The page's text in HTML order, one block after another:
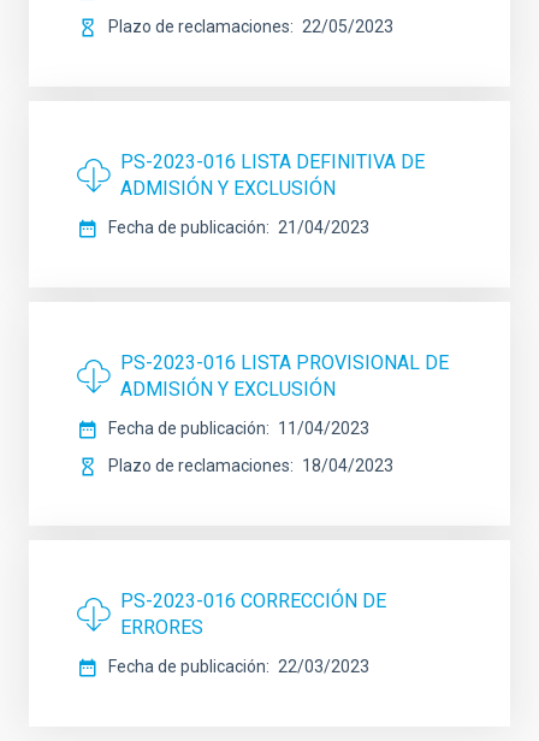
Plazo de reclamaciones
22/05/2023
PS-2023-016 LISTA DEFINITIVA DE
ADMISIÓN Y EXCLUSIÓN
Fecha de publicación 21/04/2023
PS-2023-016 LISTA PROVISIONAL DE
ADMISIÓN Y EXCLUSIÓN
Fecha de publicación
11/04/2023
Plazo de reclamaciones
18/04/2023
PS-2023-016 CORRECCIÓN DE
ERRORES
Fecha de publicación 22/03/2023